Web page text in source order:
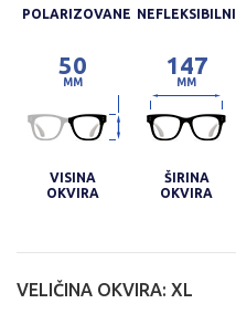
POLARIZOVANE NEFLEKSIBILNI
50
MM
VISINA
OKVIRA
147
MM
ŠIRINA
OKVIRA
VELIČINA OKVIRA: XL